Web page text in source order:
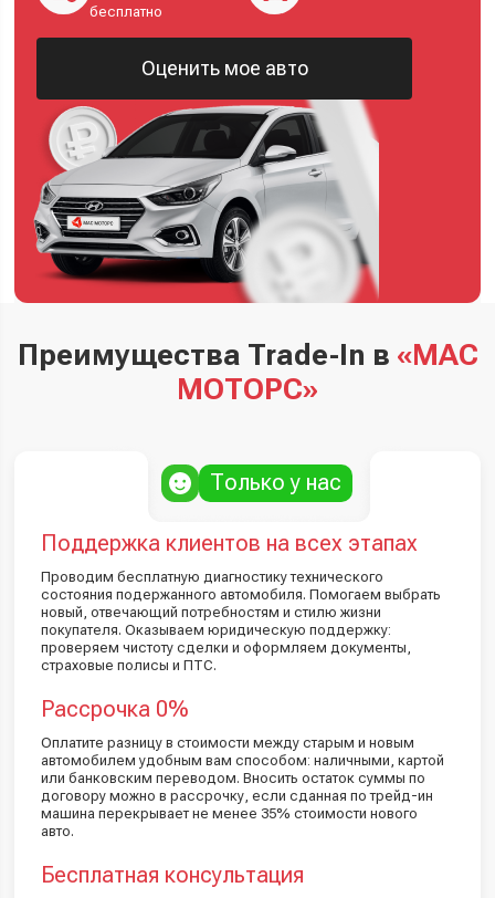
бесплатно
Оценить мое авто
Преимущества Trade-In в «МАС
МОТОРС»
Только у нас
Поддержка клиентов на всех этапах
Проводим бесплатную диагностику технического
состояния подержанного автомобиля. Помогаем выбрать
новый, отвечающий потребностям и стилю жизни
покупателя. Оказываем юридическую поддержку:
проверяем чистоту сделки и оформляем документы,
страховые полисы и ПТС.
Рассрочка 0%
Оплатите разницу в стоимости между старым и новым
автомобилем удобным вам способом: наличными, картой
или банковским переводом. Вносить остаток суммы по
договору можно в рассрочку, если сданная по трейд-ин
машина перекрывает не менее 35% стоимости нового
авто.
Бесплатная консультация